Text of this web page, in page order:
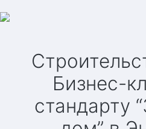
Строительство домов
Бизнес-
стандарту